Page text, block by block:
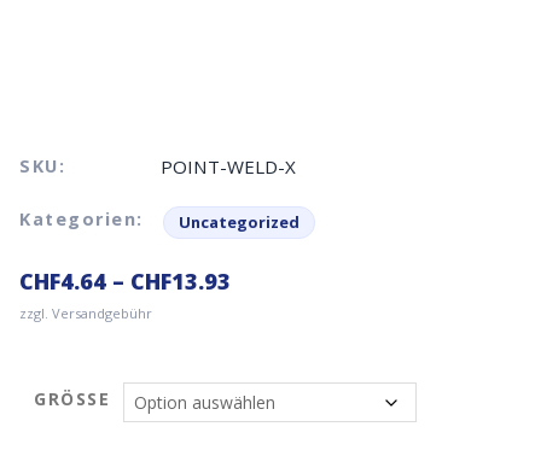
SKU: POINT-WELD-X
Kategorien: Uncategorized
CHF4.64 – CHF13.93
zzgl. Versandgebühr
GRÖSSE